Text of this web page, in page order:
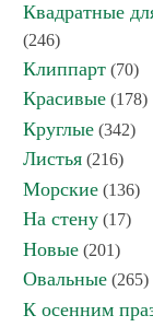
Квадратные
(246)
Клиппарт (70)
Красивые (178)
Круглые (342)
Листья (216)
Морские (136)
На стену (17)
Новые (201)
Овальные (265)
К осенним